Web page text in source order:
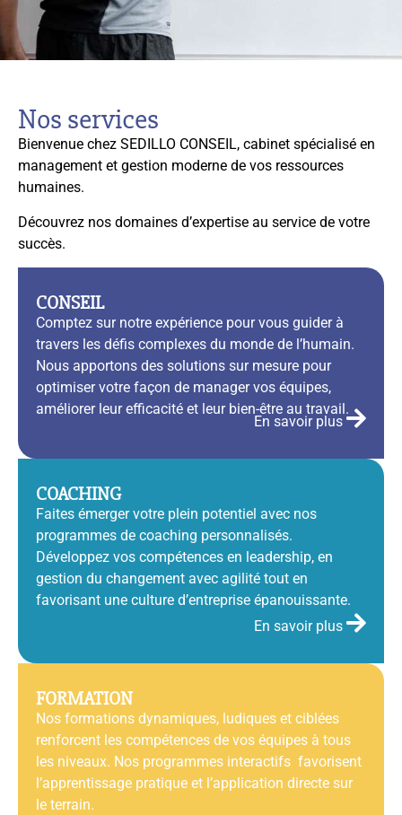
Nos services
Bienvenue chez SEDILLO CONSEIL, cabinet spécialisé en
management et gestion moderne de vos ressources
humaines.
Découvrez nos domaines d’expertise au service de votre
succès.
CONSEIL
Comptez sur notre expérience pour vous guider à
travers les défis complexes du monde de l’humain.
Nous apportons des solutions sur mesure pour
optimiser votre façon de manager vos équipes,
améliorer leur efficacité et leur bien-être au travail.
En savoir plus
COACHING
Faites émerger votre plein potentiel avec nos
programmes de coaching personnalisés.
Développez vos compétences en leadership, en
gestion du changement avec agilité tout en
favorisant une culture d’entreprise épanouissante.
En savoir plus
FORMATION
Nos formations dynamiques, ludiques et ciblées
renforcent les compétences de vos équipes à tous
les niveaux. Nos programmes interactifs favorisent
l’apprentissage pratique et l’application directe sur
le terrain.